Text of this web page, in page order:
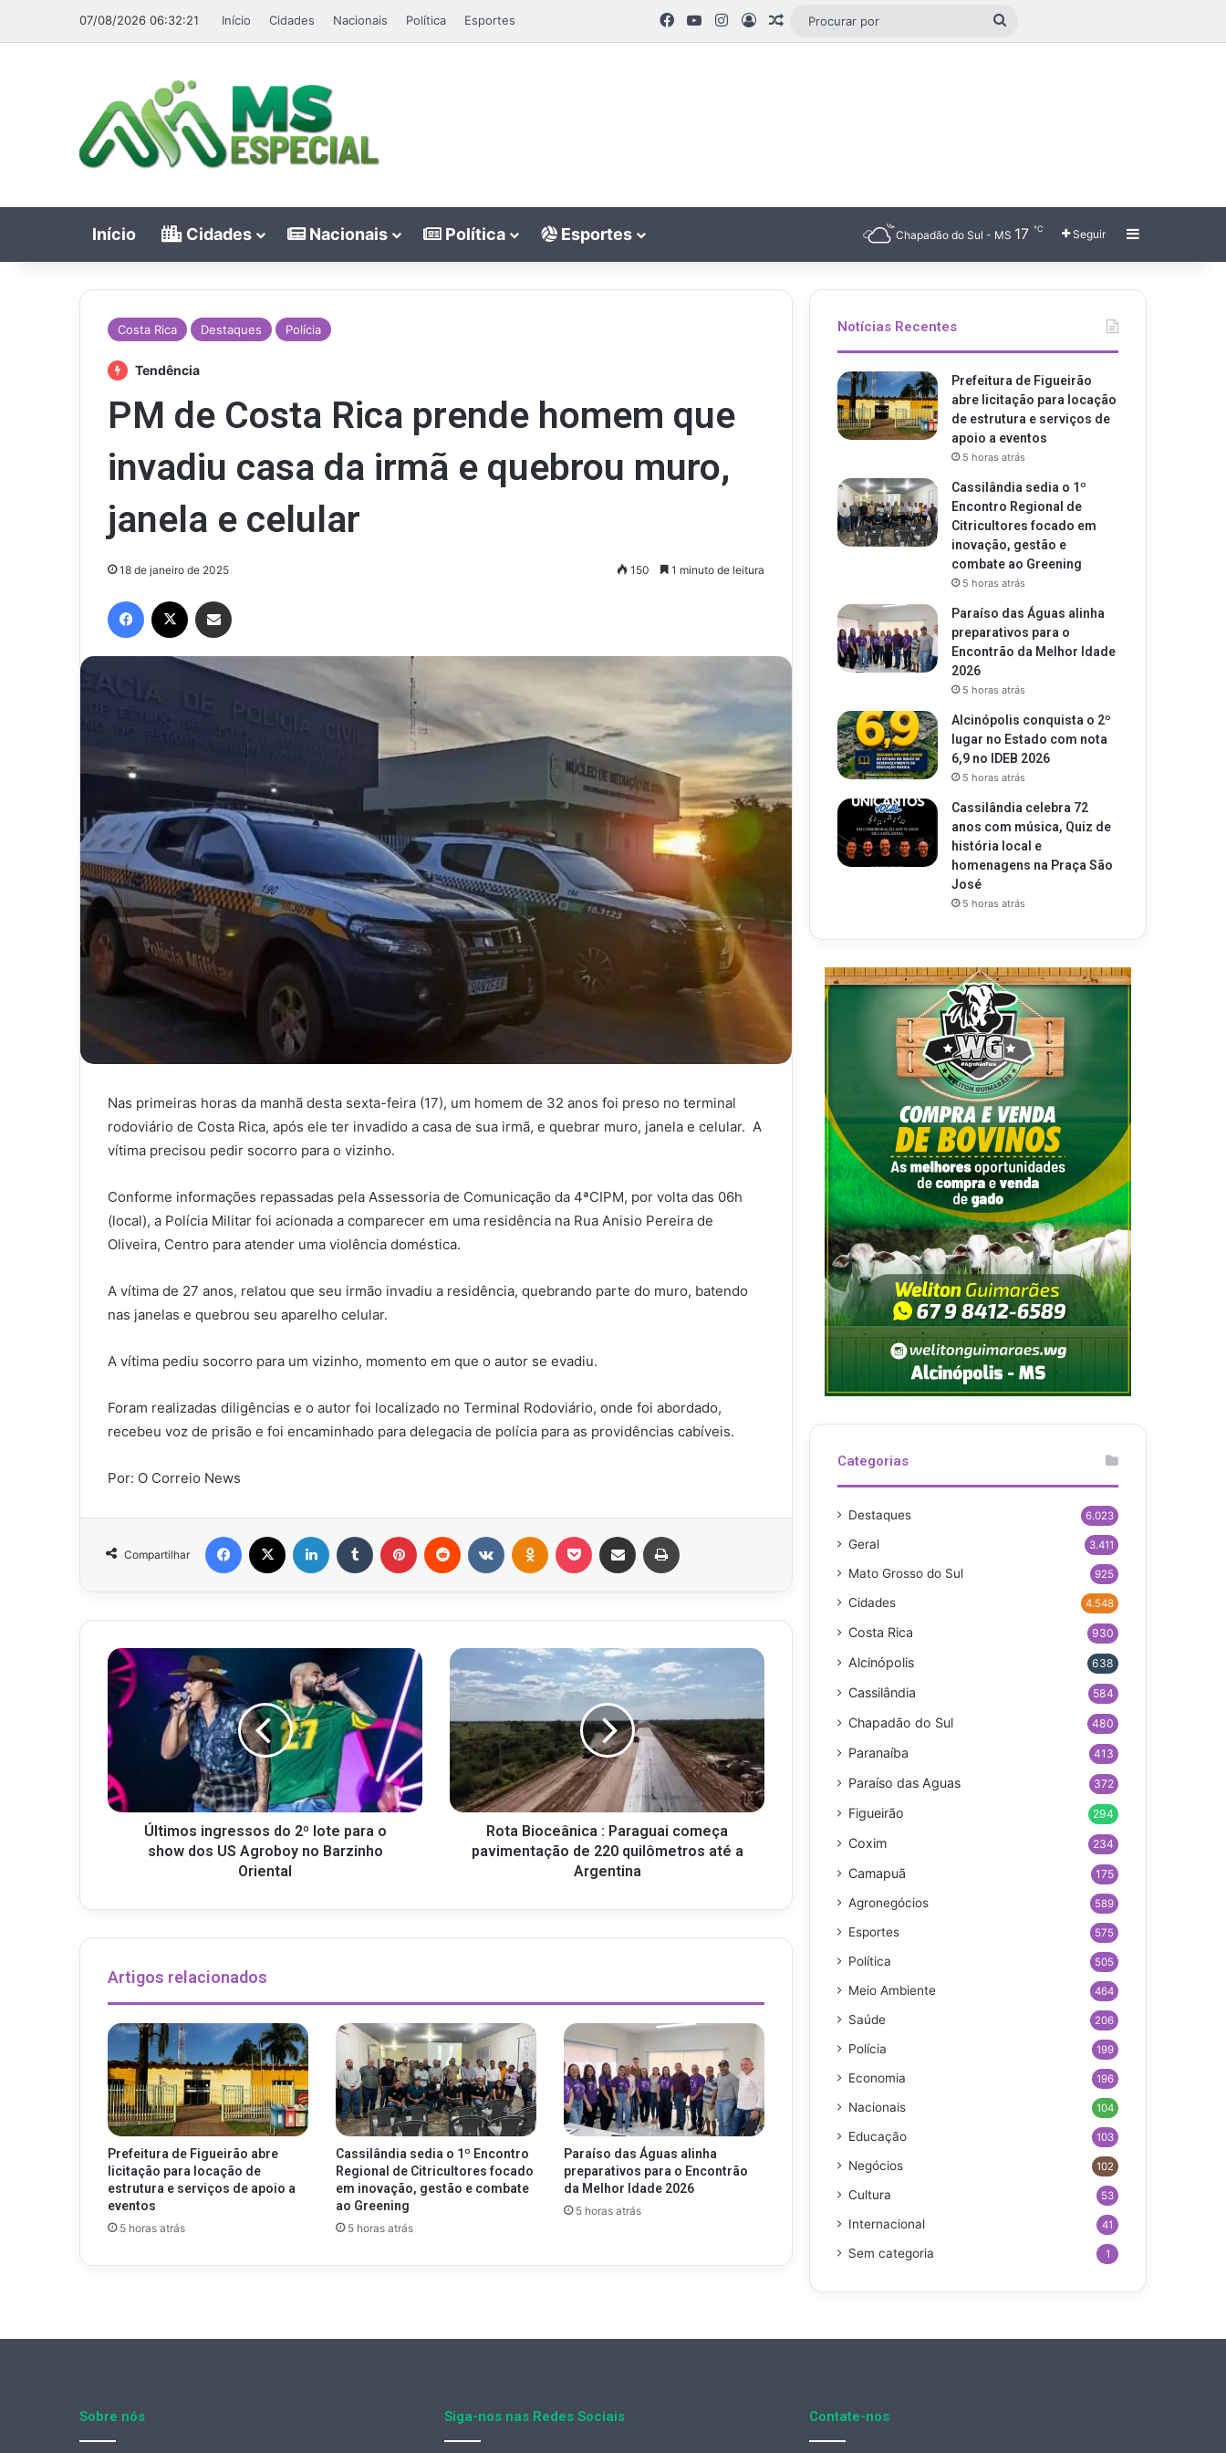
07/08/2026 06:32:21 Início Cidades Nacionais Política Esportes Facebook
YouTubeInstagram
EntrarArtigo aleatório
Início Cidades Nacionais Política Esportes Chapadão do Sul - MS 17 ℃ Seguir Barra Lateral
Costa Rica Destaques Polícia
Tendência
PM de Costa Rica prende homem que
invadiu casa da irmã e quebrou muro,
janela e celular
18 de janeiro de 2025 150 1 minuto de leitura
Facebook
Nas primeiras horas da manhã desta sexta-feira (17), um homem de 32 anos foi preso no terminal
rodoviário de Costa Rica, após ele ter invadido a casa de sua irmã, e quebrar muro, janela e celular. A
vítima precisou pedir socorro para o vizinho.
Conforme informações repassadas pela Assessoria de Comunicação da 4ªCIPM, por volta das 06h
(local), a Polícia Militar foi acionada a comparecer em uma residência na Rua Anisio Pereira de
Oliveira, Centro para atender uma violência doméstica.
A vítima de 27 anos, relatou que seu irmão invadiu a residência, quebrando parte do muro, batendo
nas janelas e quebrou seu aparelho celular.
A vítima pediu socorro para um vizinho, momento em que o autor se evadiu.
Foram realizadas diligências e o autor foi localizado no Terminal Rodoviário, onde foi abordado,
recebeu voz de prisão e foi encaminhado para delegacia de polícia para as providências cabíveis.
Por: O Correio News
Compartilhar
Facebook Linkedin Tumblr Pinterest Reddit Pocket Compartilhar via e-mail
Últimos ingressos do 2º lote para o
show dos US Agroboy no Barzinho
Oriental
Rota Bioceânica : Paraguai começa
pavimentação de 220 quilômetros até a
Argentina
Artigos relacionados
Prefeitura de Figueirão abre
licitação para locação de
estrutura e serviços de apoio a
eventos
5 horas atrás
Cassilândia sedia o 1º Encontro
Regional de Citricultores focado
em inovação, gestão e combate
ao Greening
5 horas atrás
Paraíso das Águas alinha
preparativos para o Encontrão
da Melhor Idade 2026
5 horas atrás
Notícias Recentes
Prefeitura de Figueirão
abre licitação para locação
de estrutura e serviços de
apoio a eventos
5 horas atrás
Cassilândia sedia o 1º
Encontro Regional de
Citricultores focado em
inovação, gestão e
combate ao Greening
5 horas atrás
Paraíso das Águas alinha
preparativos para o
Encontrão da Melhor Idade
2026
5 horas atrás
Alcinópolis conquista o 2º
lugar no Estado com nota
6,9 no IDEB 2026
5 horas atrás
Cassilândia celebra 72
anos com música, Quiz de
história local e
homenagens na Praça São
José
5 horas atrás
Categorias
Destaques 6.023
Geral 3.411
Mato Grosso do Sul 925
Cidades 4.548
Costa Rica 930
Alcinópolis 638
Cassilândia 584
Chapadão do Sul 480
Paranaíba 413
Paraíso das Aguas 372
Figueirão 294
Coxim 234
Camapuã 175
Agronegócios 589
Esportes 575
Política 505
Meio Ambiente 464
Saúde 206
Polícia 199
Economia 196
Nacionais 104
Educação 103
Negócios 102
Cultura 53
Internacional 41
Sem categoria 1
Sobre nós Siga-nos nas Redes Sociais Contate-nos